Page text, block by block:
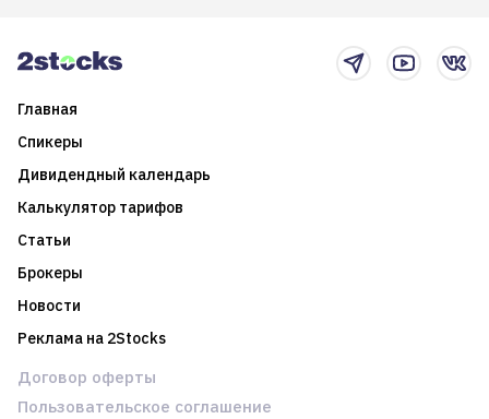
Главная
Спикеры
Дивидендный календарь
Калькулятор тарифов
Статьи
Брокеры
Новости
Реклама на 2Stocks
Договор оферты
Пользовательское соглашение